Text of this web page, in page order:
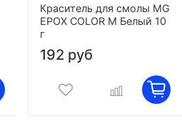
Краситель для смолы MG
EPOX COLOR M Белый 10
г
192 руб